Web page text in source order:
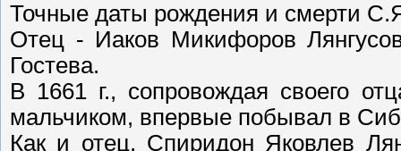
Точные даты рождения и смерти
Отец - Иаков Микифоров
Гостева.
В 1661 г., сопровождая своего
мальчиком, впервые побывал в
Как и отец, Спиридон Яковлев